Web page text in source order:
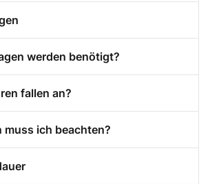
werden benötigt?
fallen an?
muss ich beachten?